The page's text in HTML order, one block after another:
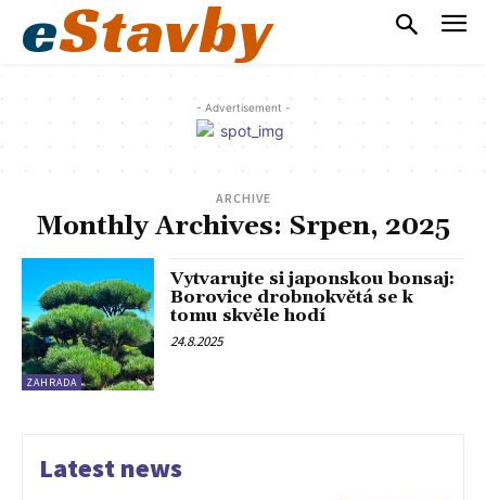
eStavby
- Advertisement -
ARCHIVE
Monthly Archives: Srpen, 2025
ZAHRADA
Vytvarujte si japonskou bonsaj:
Borovice drobnokvětá se k
tomu skvěle hodí
24.8.2025
Latest news